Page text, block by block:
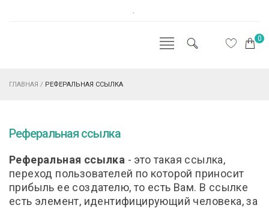
.
0
ГЛАВНАЯ / РЕФЕРАЛЬНАЯ ССЫЛКА
Реферальная ссылка
Реферальная ссылка - это такая ссылка,
переход пользователей по которой приносит
прибыль ее создателю, то есть Вам. В ссылке
есть элемент, идентифицирующий человека, за